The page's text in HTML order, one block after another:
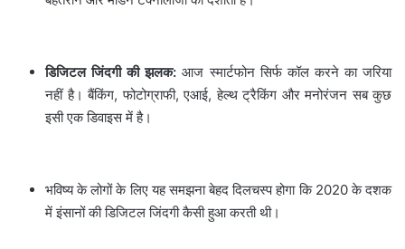
डिजिटल जिंदगी की झलक:आज स्मार्टफोन सिर्फ कॉल करने का जरिया
नहीं है। बैंकिंग, फोटोग्राफी, एआई, हेल्थ ट्रैकिंग और मनोरंजन सब कुछ
इसी एक डिवाइस में है।
भविष्य के लोगों के लिए यह समझना बेहद दिलचस्प होगा कि 2020 के दशक
में इंसानों की डिजिटल जिंदगी कैसी हुआ करती थी।